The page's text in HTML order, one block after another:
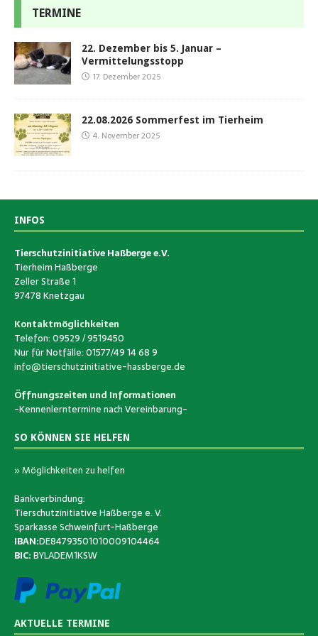
TERMINE
22. Dezember bis 5. Januar –
Vermittelungsstopp
17. Dezember 2025
22.08.2026 Sommerfest im Tierheim
4. November 2025
INFOS
Tierschutzinitiative Haßberge e.V.
Tierheim Haßberge
Zeller Straße 1
97478 Knetzgau
Kontaktmöglichkeiten
Telefon: 09529 / 9519450
Nur für Notfälle: 01577/49 14 68 9
info@tierschutzinitiative-hassberge.de
Öffnungszeiten und Informationen
-Kennenlerntermine nach Vereinbarung-
SO KÖNNEN SIE HELFEN
» Möglichkeiten zu helfen
Bankverbindung:
Tierschutzinitiative Haßberge e. V.
Sparkasse Schweinfurt-Haßberge
IBAN:DE84793501010009104464
BIC:BYLADEM1KSW
AKTUELLE TERMINE